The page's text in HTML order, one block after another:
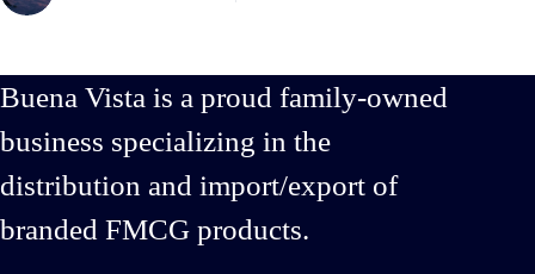
Buena Vista is a proud family-owned
business specializing in the
distribution and import/export of
branded FMCG products.